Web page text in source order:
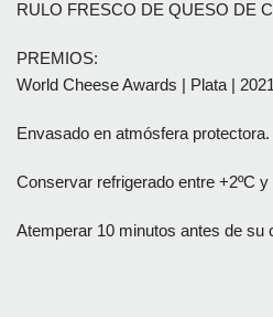
RULO FRESCO DE QUESO DE
PREMIOS:
World Cheese Awards | Plata |
Envasado en atmósfera protectora.
Conservar refrigerado entre +2ºC y
Atemperar 10 minutos antes de su